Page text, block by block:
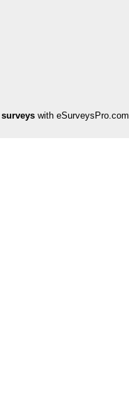
with eSurveysPro.com